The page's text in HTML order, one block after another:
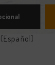
(Español)